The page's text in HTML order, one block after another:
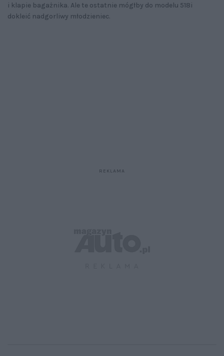
i klapie bagażnika. Ale te ostatnie mógłby do modelu 518i
dokleić nadgorliwy młodzieniec.